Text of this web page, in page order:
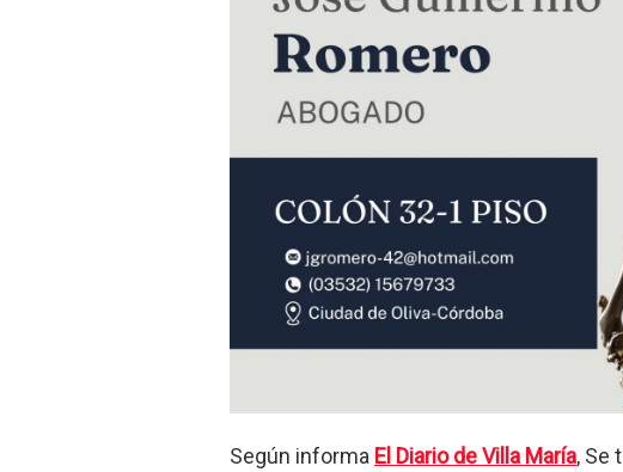
Según informa El Diario de Villa María, Se